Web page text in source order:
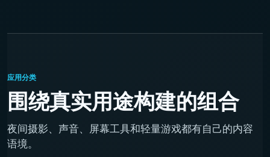
应用分类
围绕真实用途构建的组合
夜间摄影、声音、屏幕工具和轻量游戏都有自己的内容
语境。